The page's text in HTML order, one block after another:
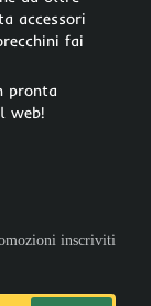
accessori
fai
pronta
web!
inscriviti